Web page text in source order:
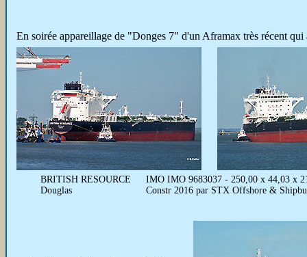
En soirée appareillage de "Donges 7" d'un Aframax très récent qui
BRITISH RESOURCE
Douglas
IMO IMO 9683037 - 250,00 x 44,03 x
Constr 2016 par STX Offshore &